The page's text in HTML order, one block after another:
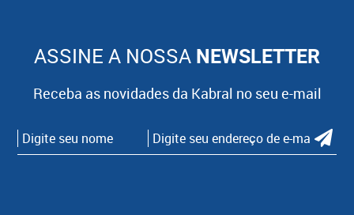
ASSINE A NOSSA NEWSLETTER
Receba as novidades da Kabral no seu e-mail